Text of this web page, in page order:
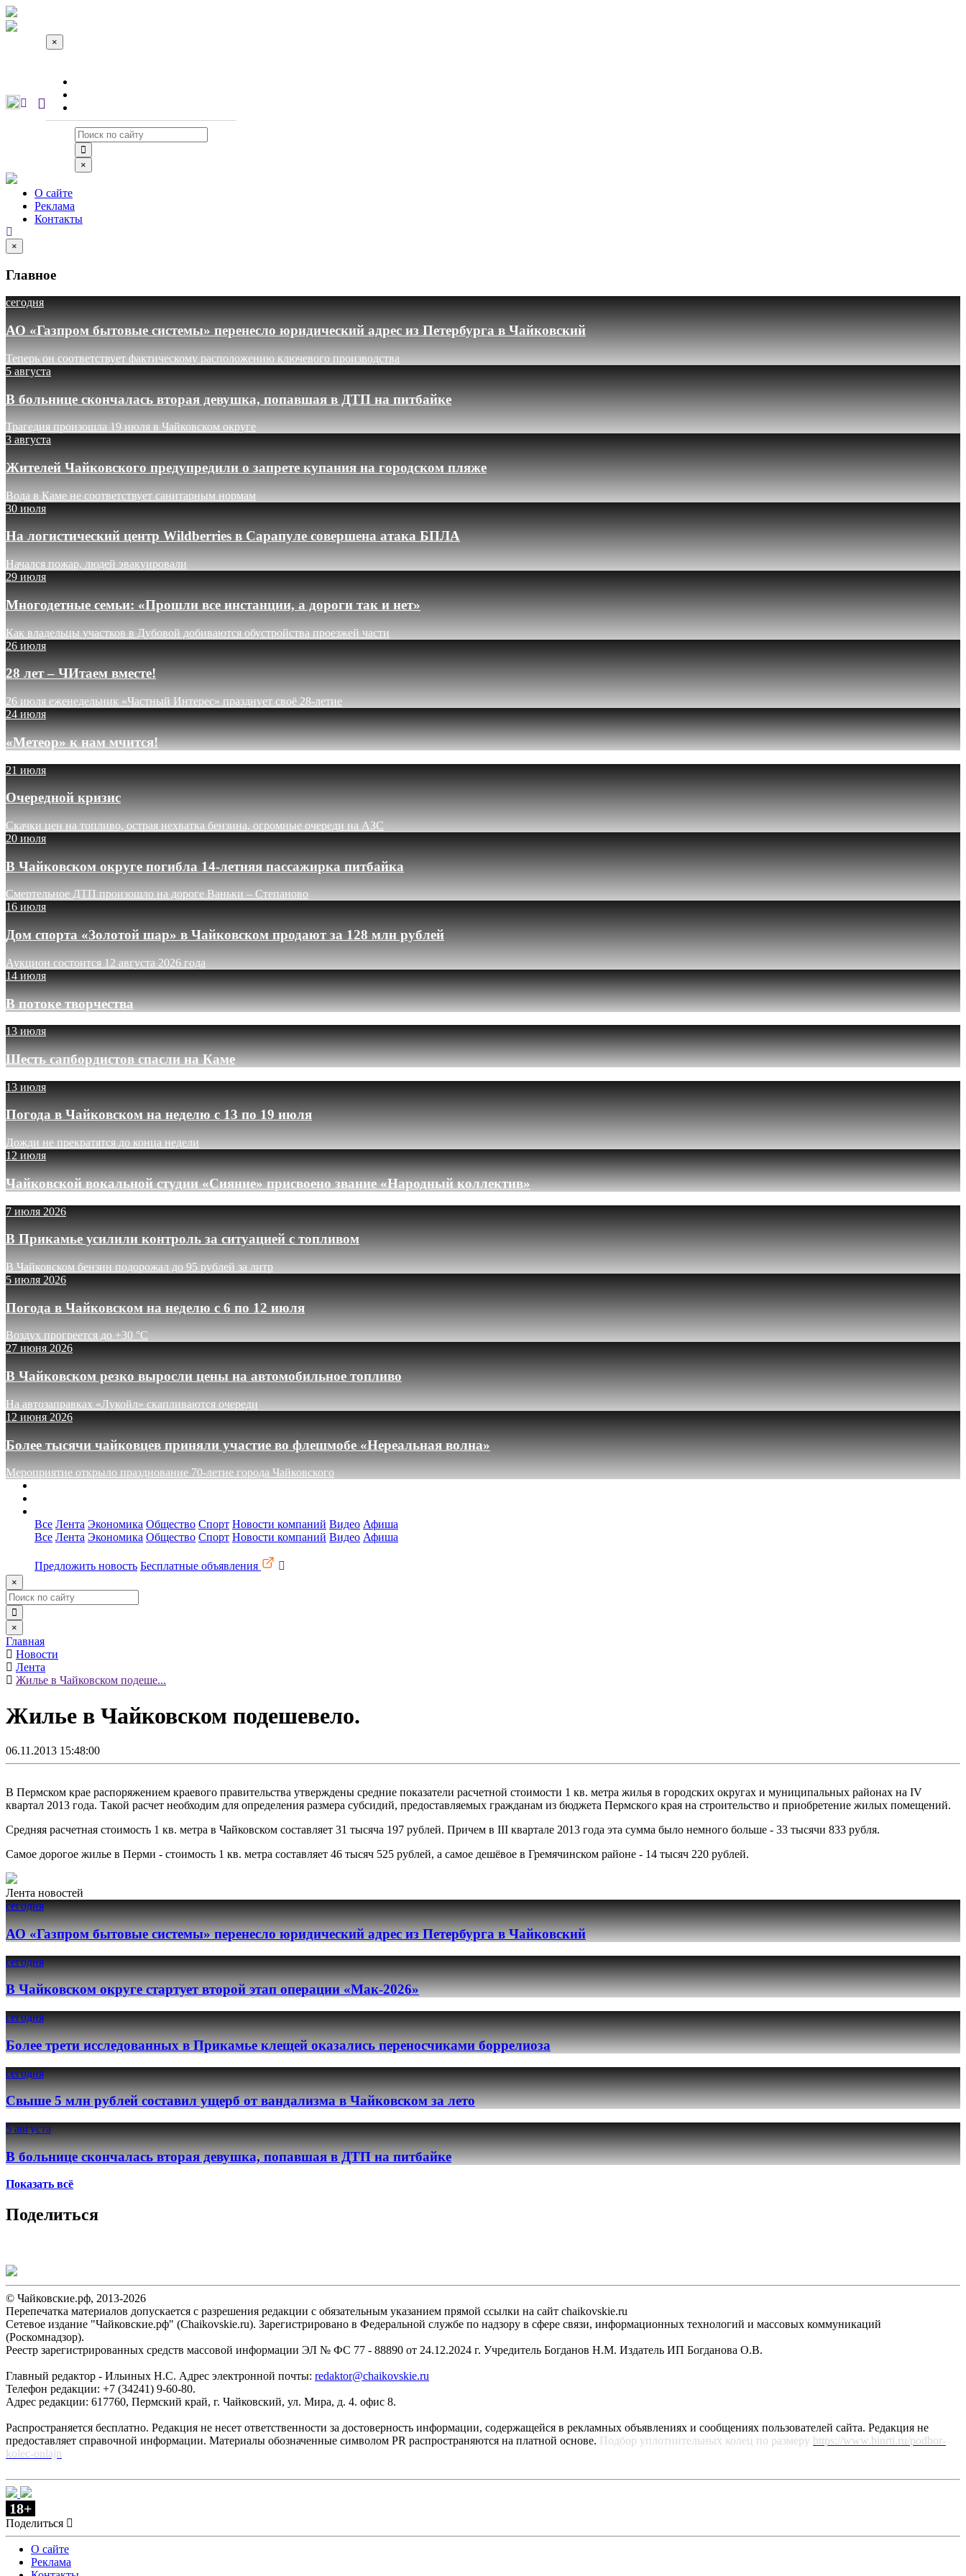
×
×
О сайте
Реклама
Контакты
×
Главное
сегодня
АО «Газпром бытовые системы» перенесло юридический адрес из Петербурга в Чайковский
Теперь он соответствует фактическому расположению ключевого производства
5 августа
В больнице скончалась вторая девушка, попавшая в ДТП на питбайке
Трагедия произошла 19 июля в Чайковском округе
3 августа
Жителей Чайковского предупредили о запрете купания на городском пляже
Вода в Каме не соответствует санитарным нормам
30 июля
На логистический центр Wildberries в Сарапуле совершена атака БПЛА
Начался пожар, людей эвакуировали
29 июля
Многодетные семьи: «Прошли все инстанции, а дороги так и нет»
Как владельцы участков в Дубовой добиваются обустройства проезжей части
26 июля
28 лет – ЧИтаем вместе!
26 июля еженедельник «Частный Интерес» празднует своё 28-летие
24 июля
«Метеор» к нам мчится!
21 июля
Очередной кризис
Скачки цен на топливо, острая нехватка бензина, огромные очереди на АЗС
20 июля
В Чайковском округе погибла 14-летняя пассажирка питбайка
Смертельное ДТП произошло на дороге Ваньки – Степаново
16 июля
Дом спорта «Золотой шар» в Чайковском продают за 128 млн рублей
Аукцион состоится 12 августа 2026 года
14 июля
В потоке творчества
13 июля
Шесть сапбордистов спасли на Каме
13 июля
Погода в Чайковском на неделю с 13 по 19 июля
Дожди не прекратятся до конца недели
12 июля
Чайковской вокальной студии «Сияние» присвоено звание «Народный коллектив»
7 июля 2026
В Прикамье усилили контроль за ситуацией с топливом
В Чайковском бензин подорожал до 95 рублей за литр
5 июля 2026
Погода в Чайковском на неделю с 6 по 12 июля
Воздух прогреется до +30 °C
27 июня 2026
В Чайковском резко выросли цены на автомобильное топливо
На автозаправках «Лукойл» скапливаются очереди
12 июня 2026
Более тысячи чайковцев приняли участие во флешмобе «Нереальная волна»
Мероприятие открыло празднование 70-летие города Чайковского
Все Лента Экономика Общество Спорт Новости компаний Видео Афиша
Все Лента Экономика Общество Спорт Новости компаний Видео Афиша
Предложить новость Бесплатные объявления
×
×
Главная
Новости
Лента
Жилье в Чайковском подеше...
Жилье в Чайковском подешевело.
06.11.2013 15:48:00
В Пермском крае распоряжением краевого правительства утверждены средние показатели расчетной стоимости 1 кв. метра жилья в городских округах и муниципальных районах на IV
квартал 2013 года. Такой расчет необходим для определения размера субсидий, предоставляемых гражданам из бюджета Пермского края на строительство и приобретение жилых помещений.
Средняя расчетная стоимость 1 кв. метра в Чайковском составляет 31 тысяча 197 рублей. Причем в III квартале 2013 года эта сумма было немного больше - 33 тысячи 833 рубля.
Самое дорогое жилье в Перми - стоимость 1 кв. метра составляет 46 тысяч 525 рублей, а самое дешёвое в Гремячинском районе - 14 тысяч 220 рублей.
Лента новостей
сегодня
АО «Газпром бытовые системы» перенесло юридический адрес из Петербурга в Чайковский
сегодня
В Чайковском округе стартует второй этап операции «Мак-2026»
сегодня
Более трети исследованных в Прикамье клещей оказались переносчиками боррелиоза
сегодня
Свыше 5 млн рублей составил ущерб от вандализма в Чайковском за лето
5 августа
В больнице скончалась вторая девушка, попавшая в ДТП на питбайке
Показать всё
Поделиться
© Чайковские.рф, 2013-2026
Перепечатка материалов допускается с разрешения редакции с обязательным указанием прямой ссылки на сайт chaikovskie.ru
Сетевое издание "Чайковские.рф" (Chaikovskie.ru). Зарегистрировано в Федеральной службе по надзору в сфере связи, информационных технологий и массовых коммуникаций
(Роскомнадзор).
Реестр зарегистрированных средств массовой информации ЭЛ № ФС 77 - 88890 от 24.12.2024 г. Учредитель Богданов Н.М. Издатель ИП Богданова О.В.
Главный редактор - Ильиных Н.С. Адрес электронной почты: redaktor@chaikovskie.ru
Телефон редакции: +7 (34241) 9-60-80.
Адрес редакции: 617760, Пермский край, г. Чайковский, ул. Мира, д. 4. офис 8.
Распространяется бесплатно. Редакция не несет ответственности за достоверность информации, содержащейся в рекламных объявлениях и сообщениях пользователей сайта. Редакция не
предоставляет справочной информации. Материалы обозначенные символом PR распространяются на платной основе. Подбор уплотнительных колец по размеру https://www.binrti.ru/podbor-
kolec-onlajn
18+
Поделиться
О сайте
Реклама